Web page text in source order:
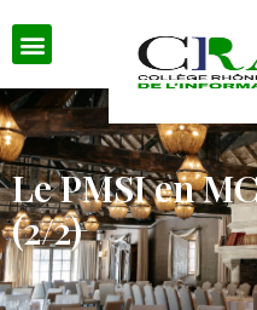
Le PMSI en
(2/2)